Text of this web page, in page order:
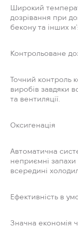
Широкий
дозрівання при
бекону та інших
Контрольоване
Точний контроль
виробів завдяки
та вентиляції.
Оксигенація
Автоматична
неприємні
всередині
Ефективність в
Значна економія